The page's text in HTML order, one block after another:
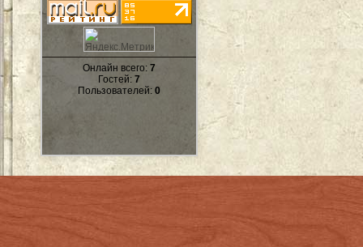
Онлайн всего: 7
Гостей: 7
Пользователей: 0